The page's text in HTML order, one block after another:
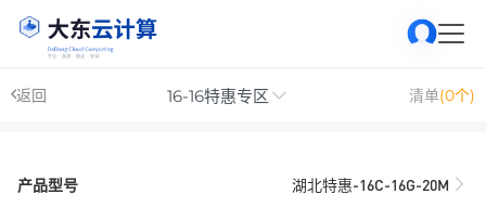
返回 16-16特惠专区 清单(0个)
产品型号 湖北特惠-16C-16G-20M